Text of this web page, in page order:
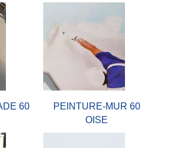
60
PEINTURE-MUR 60
OISE